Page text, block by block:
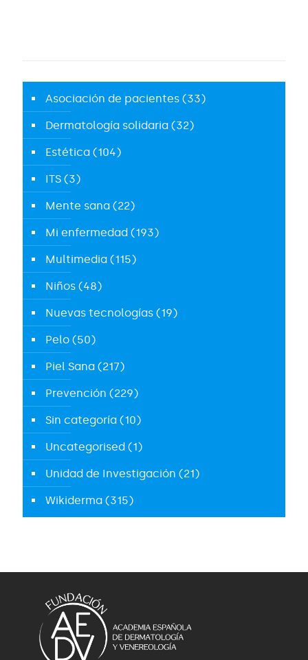
Asociación de pacientes (33)
Dermatología solidaria (32)
Estética (104)
ITS (3)
Mente sana (22)
Mi enfermedad (193)
Multimedia (115)
Niños (48)
Nuevas tecnologías (19)
Pelo (50)
Piel Sana (217)
Prevención (229)
Sin categoría (10)
Uncategorised (1)
Unidad de Investigación (21)
Wikiderma (315)